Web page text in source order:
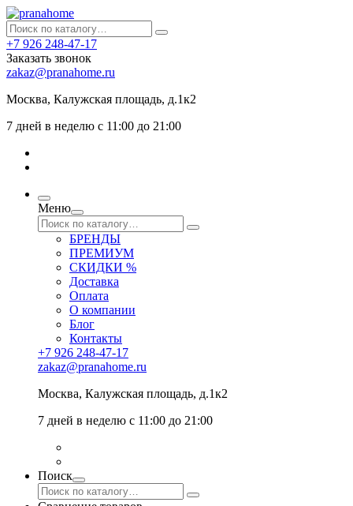
+7 926 248-47-17
Заказать звонок
zakaz@pranahome.ru
Москва, Калужская площадь, д.1к2
7 дней в неделю с 11:00 до 21:00
Меню
БРЕНДЫ
ПРЕМИУМ
СКИДКИ %
Доставка
Оплата
О компании
Блог
Контакты
+7 926 248-47-17
zakaz@pranahome.ru
Москва, Калужская площадь, д.1к2
7 дней в неделю с 11:00 до 21:00
Поиск